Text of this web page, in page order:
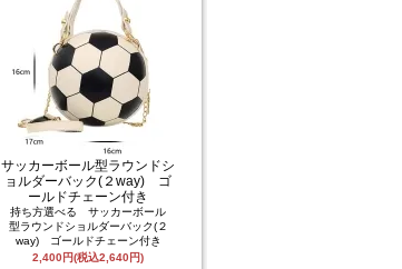
サッカーボール型ラウンドシ
ョルダーバック(２way) ゴ
ールドチェーン付き
持ち方選べる サッカーボール
型ラウンドショルダーバック(２
way) ゴールドチェーン付き
2,400円(税込2,640円)